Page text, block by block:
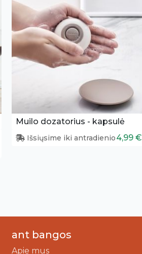
Muilo dozatorius - kapsulė
Išsiųsime iki antradienio4,99 €
ant bangos
Apie mus